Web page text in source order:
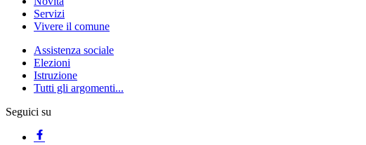
Servizi
Vivere il comune
Assistenza sociale
Elezioni
Istruzione
Tutti gli argomenti...
Seguici su